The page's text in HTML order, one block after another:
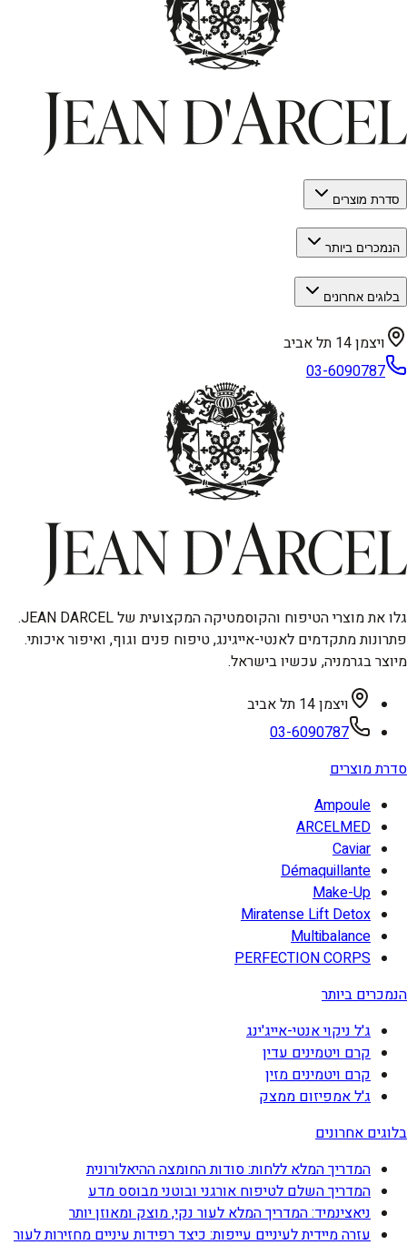
סדרת מוצרים
הנמכרים ביותר
בלוגים אחרונים
ויצמן 14 תל אביב
03-6090787
גלו את מוצרי הטיפוח והקוסמטיקה המקצועית של JEAN DARCEL.
פתרונות מתקדמים לאנטי-אייגינג, טיפוח פנים וגוף, ואיפור איכותי.
מיוצר בגרמניה, עכשיו בישראל.
ויצמן 14 תל אביב
03-6090787
סדרת מוצרים
Ampoule
ARCELMED
Caviar
Démaquillante
Make-Up
Miratense Lift Detox
Multibalance
PERFECTION CORPS
הנמכרים ביותר
ג'ל ניקוי אנטי-אייג'ינג
קרם ויטמינים עדין
קרם ויטמינים מזין
ג'ל אמפיזום ממצק
בלוגים אחרונים
המדריך המלא ללחות: סודות החומצה ההיאלורונית
המדריך השלם לטיפוח אורגני ובוטני מבוסס מדע
ניאצינמיד: המדריך המלא לעור נקי, מוצק ומאוזן יותר
עזרה מיידית לעיניים עייפות: כיצד רפידות עיניים מחזירות לעור